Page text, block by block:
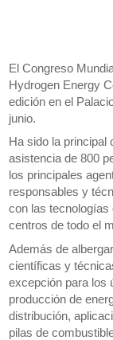
El Congreso
Hydrogen Energy
edición en el
junio.
Ha sido la principal
asistencia de 800
los principales
responsables y
con las
centros de todo el
Además de
científicas y
excepción para los
producción de
distribución,
pilas de